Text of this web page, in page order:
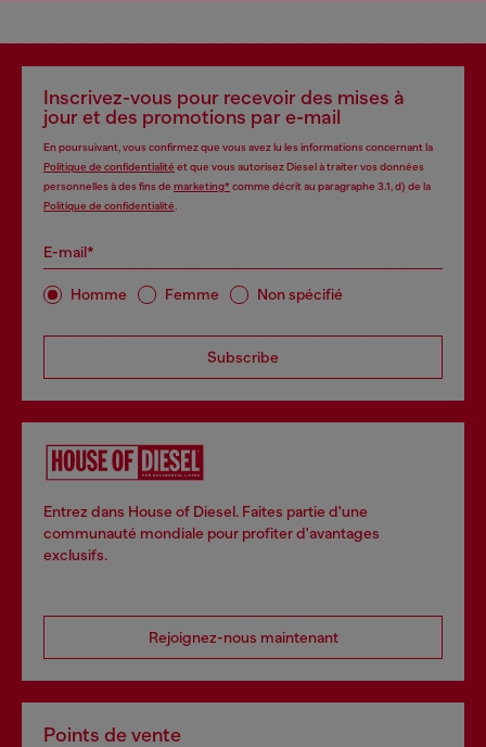
Inscrivez-vous pour recevoir des mises à
jour et des promotions par e-mail
En poursuivant, vous confirmez que vous avez lu les informations concernant la
Politique de confidentialité et que vous autorisez Diesel à traiter vos données
personnelles à des fins de marketing*comme décrit au paragraphe 3.1, d) de la
Politique de confidentialité
E-mail*
Homme Femme Non spécifié
Subscribe
Entrez dans House of Diesel. Faites partie d'une
communauté mondiale pour profiter d'avantages
exclusifs.
Rejoignez-nous maintenant
Points de vente